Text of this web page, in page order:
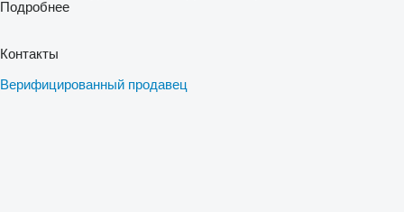
Подробнее
Контакты
Верифицированный продавец